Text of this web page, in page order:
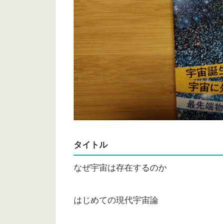
タイトル
なぜ宇宙は存在するのか
はじめての現代宇宙論